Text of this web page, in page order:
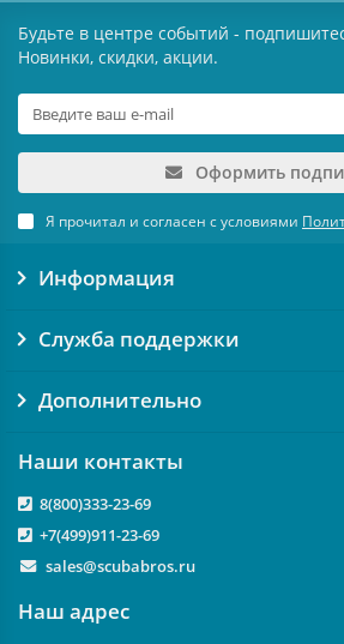
Будьте в центре событий -
Новинки, скидки, акции.
Оформить
Я прочитал и согласен с условиями
Информация
Служба поддержки
Дополнительно
Наши контакты
8(800)333-23-69
+7(499)911-23-69
sales@scubabros.ru
Наш адрес